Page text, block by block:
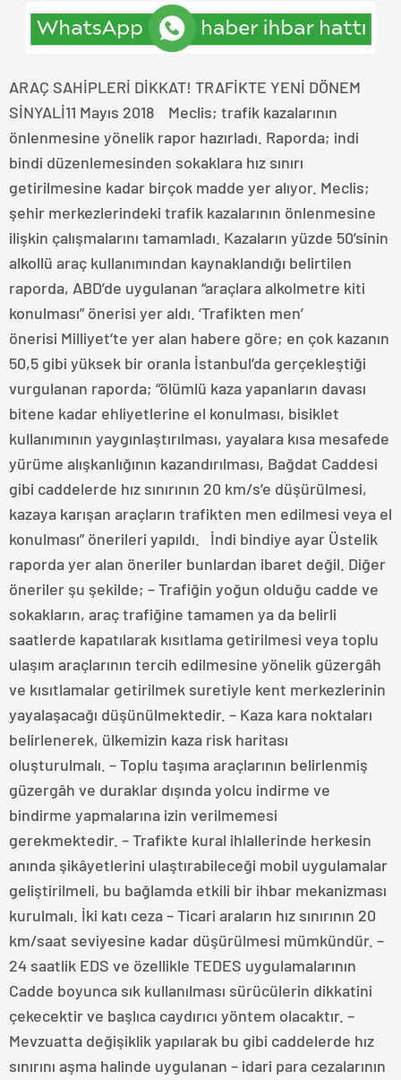
ARAÇ SAHİPLERİ DİKKAT! TRAFİKTE YENİ DÖNEM
SİNYALİ11 Mayıs 2018 Meclis; trafik kazalarının
önlenmesine yönelik rapor hazırladı. Raporda; indi
bindi düzenlemesinden sokaklara hız sınırı
getirilmesine kadar birçok madde yer alıyor. Meclis;
şehir merkezlerindeki trafik kazalarının önlenmesine
ilişkin çalışmalarını tamamladı. Kazaların yüzde 50’sinin
alkollü araç kullanımından kaynaklandığı belirtilen
raporda, ABD’de uygulanan “araçlara alkolmetre kiti
konulması” önerisi yer aldı. ‘Trafikten men’
önerisi Milliyet‘te yer alan habere göre; en çok kazanın
50,5 gibi yüksek bir oranla İstanbul’da gerçekleştiği
vurgulanan raporda; “ölümlü kaza yapanların davası
bitene kadar ehliyetlerine el konulması, bisiklet
kullanımının yaygınlaştırılması, yayalara kısa mesafede
yürüme alışkanlığının kazandırılması, Bağdat Caddesi
gibi caddelerde hız sınırının 20 km/s’e düşürülmesi,
kazaya karışan araçların trafikten men edilmesi veya el
konulması” önerileri yapıldı. İndi bindiye ayar Üstelik
raporda yer alan öneriler bunlardan ibaret değil. Diğer
öneriler şu şekilde; – Trafiğin yoğun olduğu cadde ve
sokakların, araç trafiğine tamamen ya da belirli
saatlerde kapatılarak kısıtlama getirilmesi veya toplu
ulaşım araçlarının tercih edilmesine yönelik güzergâh
ve kısıtlamalar getirilmek suretiyle kent merkezlerinin
yayalaşacağı düşünülmektedir. – Kaza kara noktaları
belirlenerek, ülkemizin kaza risk haritası
oluşturulmalı. – Toplu taşıma araçlarının belirlenmiş
güzergâh ve duraklar dışında yolcu indirme ve
bindirme yapmalarına izin verilmemesi
gerekmektedir. – Trafikte kural ihlallerinde herkesin
anında şikâyetlerini ulaştırabileceği mobil uygulamalar
geliştirilmeli, bu bağlamda etkili bir ihbar mekanizması
kurulmalı. İki katı ceza – Ticari araların hız sınırının 20
km/saat seviyesine kadar düşürülmesi mümkündür. –
24 saatlik EDS ve özellikle TEDES uygulamalarının
Cadde boyunca sık kullanılması sürücülerin dikkatini
çekecektir ve başlıca caydırıcı yöntem olacaktır. –
Mevzuatta değişiklik yapılarak bu gibi caddelerde hız
sınırını aşma halinde uygulanan – idari para cezalarının